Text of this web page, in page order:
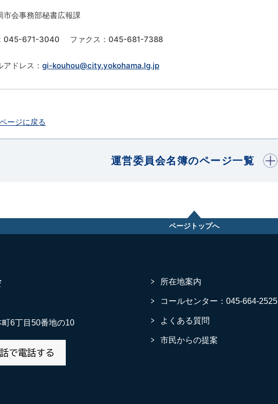
市会事務部秘書広報課
045-671-3040 ファクス：045-681-7388
アドレス：gi-kouhou@city.yokohama.lg.jp
ージに戻る
運営委員会名簿のページ一覧
開く
ページトップへ
6丁目50番地の10
所在地案内
コールセンター：045-664-2525
よくある質問
市民からの提案